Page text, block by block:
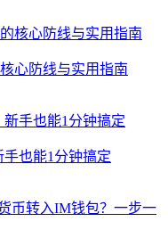
心防线与实用指南
手也能1分钟搞定